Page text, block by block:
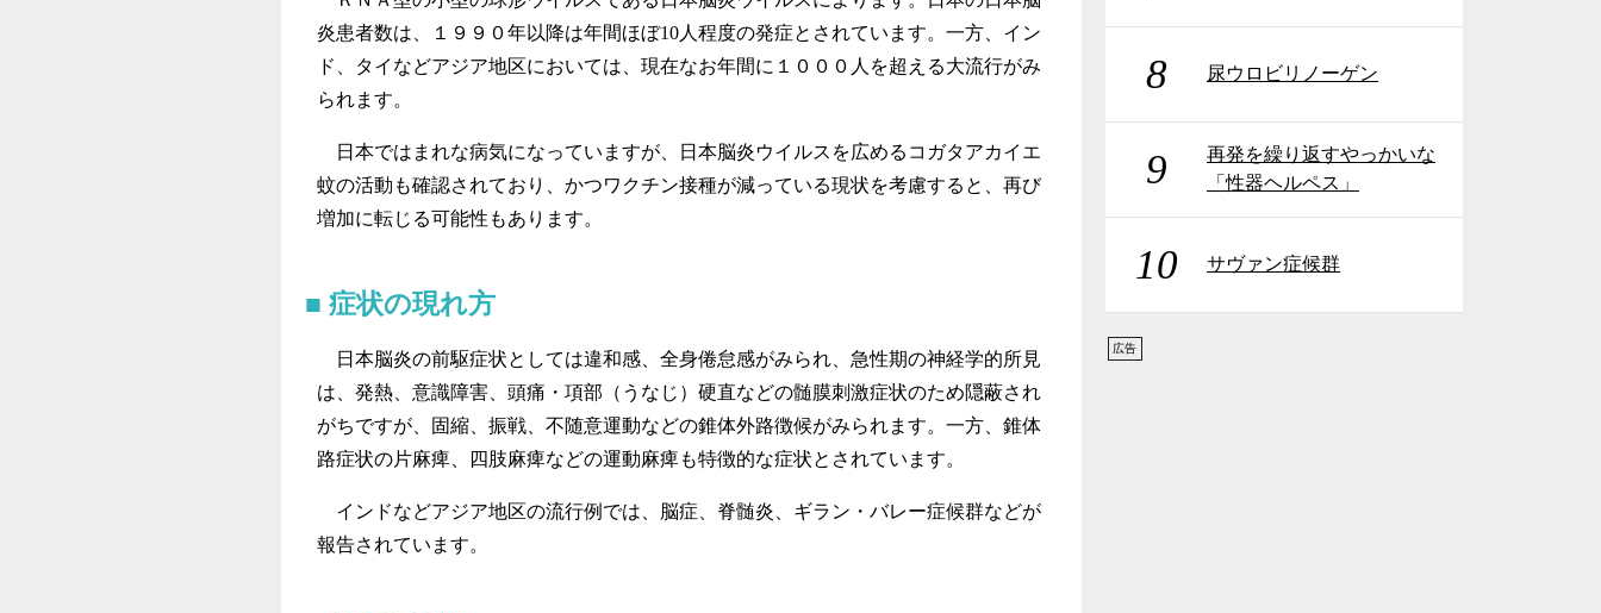
炎患者数は、１９９０年以降は年間ほぼ10人程度の発症とされています。一方、イン
ド、タイなどアジア地区においては、現在なお年間に１０００人を超える大流行がみ
られます。
日本ではまれな病気になっていますが、日本脳炎ウイルスを広めるコガタアカイエ
蚊の活動も確認されており、かつワクチン接種が減っている現状を考慮すると、再び
増加に転じる可能性もあります。
症状の現れ方
日本脳炎の前駆症状としては違和感、全身倦怠感がみられ、急性期の神経学的所見
は、発熱、意識障害、頭痛・項部（うなじ）硬直などの髄膜刺激症状のため隠蔽され
がちですが、固縮、振戦、不随意運動などの錐体外路徴候がみられます。一方、錐体
路症状の片麻痺、四肢麻痺などの運動麻痺も特徴的な症状とされています。
インドなどアジア地区の流行例では、脳症、脊髄炎、ギラン・バレー症候群などが
報告されています。
8 尿ウロビリノーゲン
9
再発を繰り返すやっかいな
「性器ヘルペス」
10 サヴァン症候群
広告